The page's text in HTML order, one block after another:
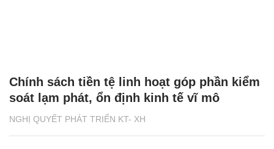
NGHỊ QUYẾT PHÁT TRIỂN KT- XH
Chính sách tiền tệ linh hoạt góp phần kiểm
soát lạm phát, ổn định kinh tế vĩ mô